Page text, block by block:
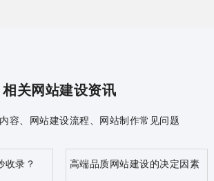
相关网站建设资讯
容、网站建设流程、网站制作常见问题
收录？ 高端品质网站建设的决定因素